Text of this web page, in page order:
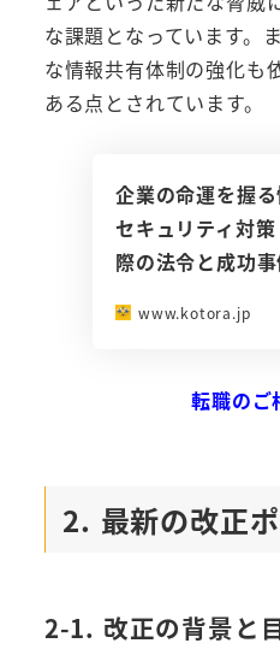
な課題となっています。
な情報共有体制の強化も
ある点とされています。
企業の命運を握
セキュリティ対策
際の法令と成功事
www.kotora.jp
転職のご
2. 最新の改正
2-1. 改正の背景と